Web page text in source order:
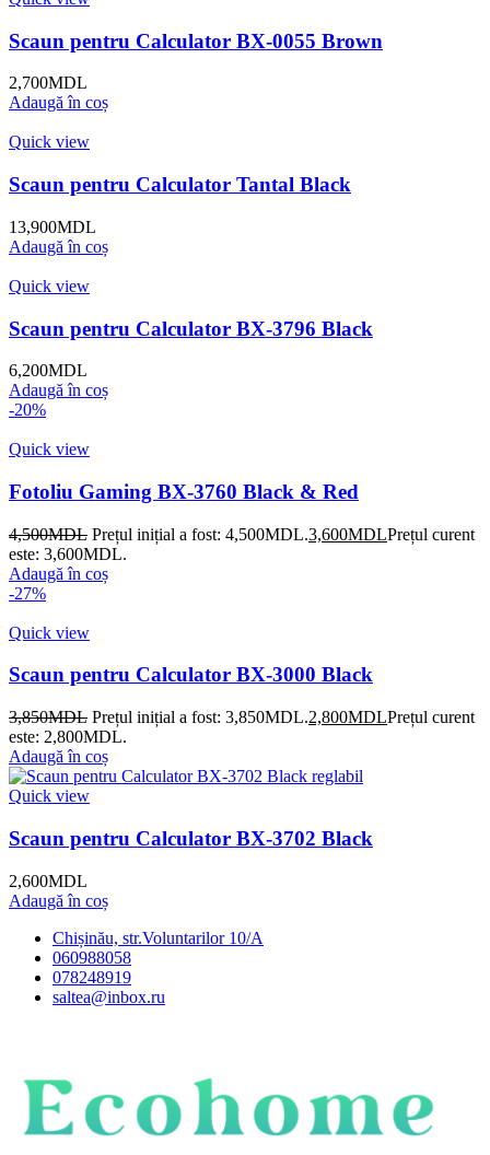
Scaun pentru Calculator BX-0055 Brown
2,700MDL
Adaugă în coș
Quick view
Scaun pentru Calculator Tantal Black
13,900MDL
Adaugă în coș
Quick view
Scaun pentru Calculator BX-3796 Black
6,200MDL
Adaugă în coș
-20%
Quick view
Fotoliu Gaming BX-3760 Black & Red
4,500MDL Prețul inițial a fost: 4,500MDL.3,600MDLPrețul curent
este: 3,600MDL.
Adaugă în coș
-27%
Quick view
Scaun pentru Calculator BX-3000 Black
3,850MDL Prețul inițial a fost: 3,850MDL.2,800MDLPrețul curent
este: 2,800MDL.
Adaugă în coș
Quick view
Scaun pentru Calculator BX-3702 Black
2,600MDL
Adaugă în coș
Chișinău, str.Voluntarilor 10/A
060988058
078248919
saltea@inbox.ru